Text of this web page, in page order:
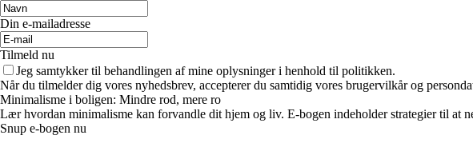
Din e-mailadresse
Tilmeld nu
Jeg samtykker til behandlingen af mine oplysninger i henhold til politikken.
Når du tilmelder dig vores nyhedsbrev, accepterer du samtidig vores brugervilkår og
Minimalisme i boligen: Mindre rod, mere ro
Lær hvordan minimalisme kan forvandle dit hjem og liv. E-bogen indeholder strategier til at
Snup e-bogen nu